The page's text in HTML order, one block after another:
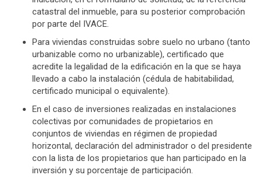
catastral del inmueble, para su posterior comprobación
por parte del IVACE.
Para viviendas construidas sobre suelo no urbano (tanto
urbanizable como no urbanizable), certificado que
acredite la legalidad de la edificación en la que se haya
llevado a cabo la instalación (cédula de habitabilidad,
certificado municipal o equivalente).
En el caso de inversiones realizadas en instalaciones
colectivas por comunidades de propietarios en
conjuntos de viviendas en régimen de propiedad
horizontal, declaración del administrador o del presidente
con la lista de los propietarios que han participado en la
inversión y su porcentaje de participación.